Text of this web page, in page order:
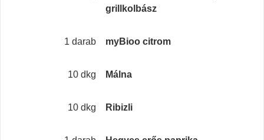
grillkolbász
1 darab myBioo citrom
10 dkg Málna
10 dkg Ribizli